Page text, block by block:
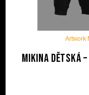
Artwork
Mikina dětská